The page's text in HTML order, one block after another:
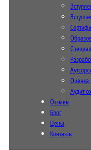
Оценка
Аудит
Отзывы
Блог
Цены
Контакты